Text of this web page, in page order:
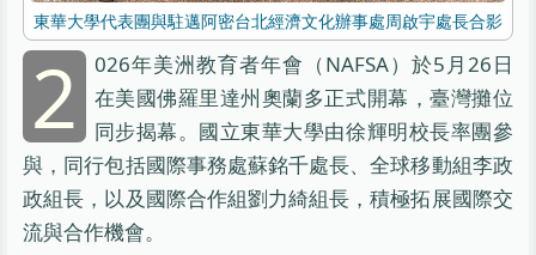
東華大學代表團與駐邁阿密台北經濟文化辦事處周啟宇處長合影
2
026年美洲教育者年會（NAFSA）於5月26日
在美國佛羅里達州奧蘭多正式開幕，臺灣攤位
同步揭幕。國立東華大學由徐輝明校長率團參
與，同行包括國際事務處蘇銘千處長、全球移動組李政
政組長，以及國際合作組劉力綺組長，積極拓展國際交
流與合作機會。